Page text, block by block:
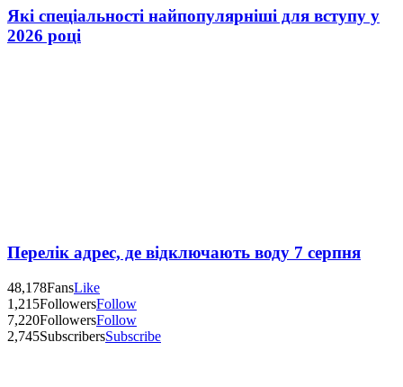
Які спеціальності найпопулярніші для вступу у
2026 році
Перелік адрес, де відключають воду 7 серпня
48,178FansLike
1,215FollowersFollow
7,220FollowersFollow
2,745SubscribersSubscribe